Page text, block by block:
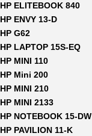
HP ELITEBOOK 840
HP ENVY 13-D
HP G62
HP LAPTOP 15S-EQ
HP MINI 110
HP Mini 200
HP MINI 210
HP MINI 2133
HP NOTEBOOK 15-DW
HP PAVILION 11-K